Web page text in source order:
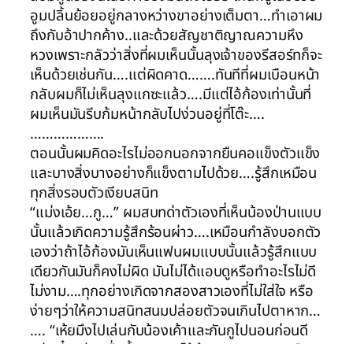
อูมปลิ้นย้อยอยู่กลางหว่างขาอย่างเต็มตา…ทำเอาผม
ถึงกับอ้าปากค้าง..และด้วยสัญชาติญาณความหึง
หวงเพราะกลัวว่าสิ่งที่ผมเห็นนั้นลุงเจ้าของรีสอร์ทก็จะ
เห็นด้วยเช่นกัน….แต่ผิดคาด…….ทันทีที่ผมเบือนหน้า
กลับผมก็ไม่เห็นลุงแกซะแล้ว….มีแต่ไอ้ก้องเท่านั้นที่
ผมเห็นมันรีบก้มหน้ากลับไปง่วนอยู่ที่โต๊ะ….
……………….
ตอนนั้นผมคิดอะไรไม่ออกนอกจากยืนคอแข็งตัวแข็ง
และบางสิ่งบางอย่างก็แข็งตามไปด้วย….รู้สึกเหมือน
ทุกสิ่งรอบตัวเงียบสนิท
“แม่งเอ้ย…กู…” ผมสบทด่าตัวเองที่เห็นน้องป่านแบบ
นั้นแล้วเกิดความรู้สึกร้อนผ่าว….เหมือนกำลังบอกตัว
เองว่าถ้าไอ้ก้องมันเห็นแฟนผมแบบนั้นแล้วรู้สึกแบบ
เดียวกันมันก็คงไม่ผิด มันไม่ได้แอบดูหรือทำอะไรไม่ดี
ไม่งาม….ทุกอย่างเกิดจากสองสาวเองที่ไม่ใส่ใจ หรือ
ง่ายๆว่าให้ความสนิทสนมปล่อยตัวจนเกินไปตาหาก…
…. “เห้ยมึงไปเล่นกับน้องเค้าและกันกูไปนอนก่อนดี